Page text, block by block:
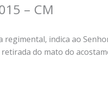
– CM
regimental, indica ao
retirada do mato do